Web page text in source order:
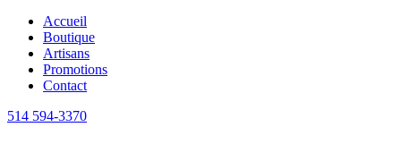
Accueil
Boutique
Artisans
Promotions
Contact
514 594-3370